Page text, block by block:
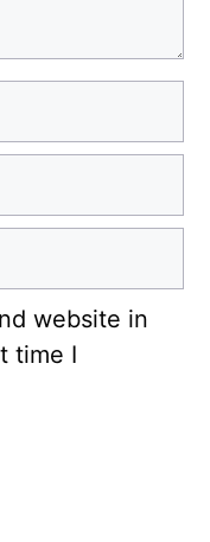
website in
time I